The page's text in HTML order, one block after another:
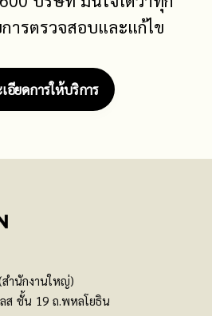
ารตรวจสอบและแก้ไข
อียดการให้บริการ
ำนักงานใหญ่)
ส ชั้น 19 ถ.พหลโยธิน